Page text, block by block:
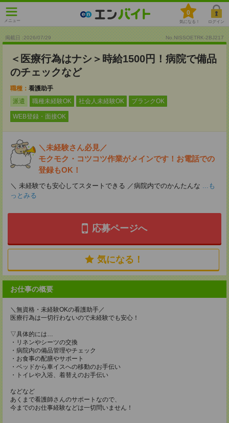
メニュー
0
気になる！ ログイン
掲載日 :2026/07/29 No.NISSOETRK-2BJ217
＜医療行為はナシ＞時給1500円！病院で備品
のチェックなど
職種： 看護助手
派遣
職種未経験OK 社会人未経験OK ブランクOK
WEB登録・面接OK
＼未経験さん必見／
モクモク・コツコツ作業がメインです！お電話での
登録もOK！
＼ 未経験でも安心してスタートできる ／病院内でのかんたんな ...も
っとみる
応募ページへ
気になる！
お仕事の概要
＼無資格・未経験OKの看護助手／
医療行為は一切行わないので未経験でも安心！
▽具体的には…
・リネンやシーツの交換
・病院内の備品管理やチェック
・お食事の配膳やサポート
・ベッドから車イスへの移動のお手伝い
・トイレや入浴、着替えのお手伝い
などなど
あくまで看護師さんのサポートなので、
今までのお仕事経験などは一切問いません！